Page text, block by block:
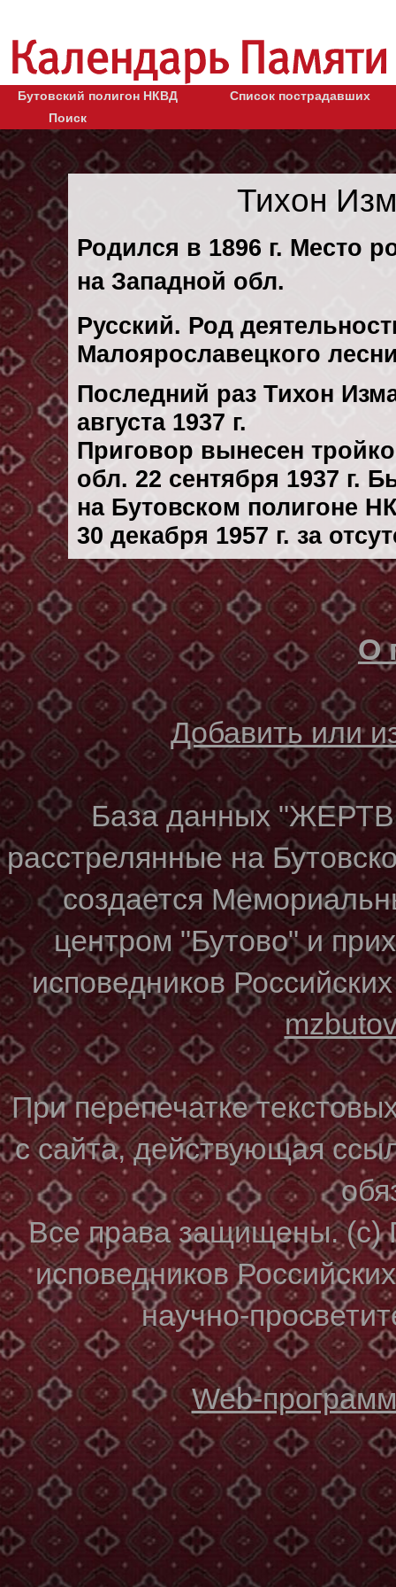
Бутовский полигон НКВД
Список пострадавших
Поиск
Тихон
Родился в 1896 г. Место
на Западной обл.
Русский. Род
Малоярославецкого
Последний раз Тихон
августа 1937 г.
Приговор вынесен
обл. 22 сентября 1937 г.
на Бутовском полигоне
30 декaбря 1957 г. за
О
Добавить или
База данных
расстрелянные на
создается
центром "Бутово" и
исповедников
При перепечатке
с сайта, действующая
Все права защищены. (с)
исповедников
научно-
Web-